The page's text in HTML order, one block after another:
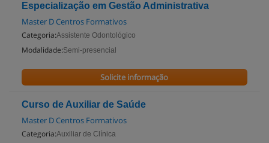
Especialização em Gestão Administrativa
Master D Centros Formativos
Categoria:Assistente Odontológico
Modalidade:Semi-presencial
Solicite informação
Curso de Auxiliar de Saúde
Master D Centros Formativos
Categoria:Auxiliar de Clínica